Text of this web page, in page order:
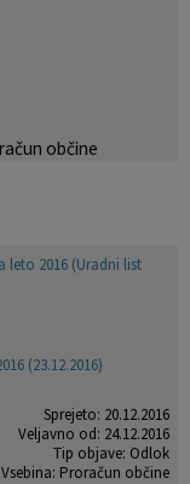
občine
leto 2016 (Uradni list
(23.12.2016)
Sprejeto: 20.12.2016
Veljavno od: 24.12.2016
Tip objave: Odlok
Vsebina: Proračun občine